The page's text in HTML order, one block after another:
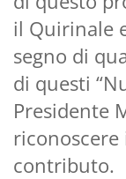
il Quirinale
segno di
di questi
Presidente
contributo.